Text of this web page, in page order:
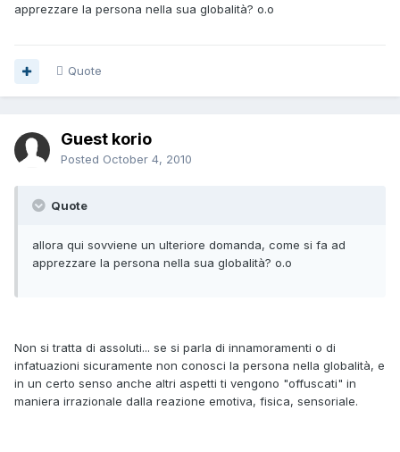
apprezzare la persona nella sua globalità? o.o
Quote
Guest korio
Posted October 4, 2010
Quote
allora qui sovviene un ulteriore domanda, come si fa ad
apprezzare la persona nella sua globalità? o.o
Non si tratta di assoluti... se si parla di innamoramenti o di
infatuazioni sicuramente non conosci la persona nella globalità, e
in un certo senso anche altri aspetti ti vengono "offuscati" in
maniera irrazionale dalla reazione emotiva, fisica, sensoriale.